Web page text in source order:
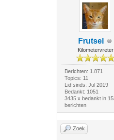
Frutsel
Kilometervreter
Berichten: 1.871
Topics: 11
Lid sinds: Jul 2019
Bedankt: 1051
3435 x bedankt in
berichten
Zoek